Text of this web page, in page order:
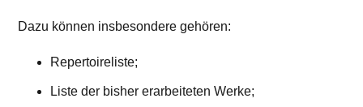
Dazu können insbesondere gehören:
Repertoireliste;
Liste der bisher erarbeiteten Werke;